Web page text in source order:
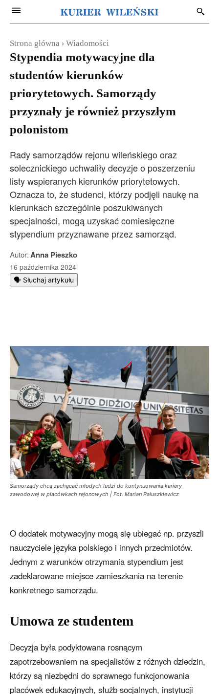
Strona główna Wiadomości
Stypendia motywacyjne dla
studentów kierunków
priorytetowych. Samorządy
przyznały je również przyszłym
polonistom
Rady samorządów rejonu wileńskiego oraz
solecznickiego uchwaliły decyzje o poszerzeniu
listy wspieranych kierunków priorytetowych.
Oznacza to, że studenci, którzy podjęli naukę na
kierunkach szczególnie poszukiwanych
specjalności, mogą uzyskać comiesięczne
stypendium przyznawane przez samorząd.
Autor:Anna Pieszko
16 października 2024
🗣️ Słuchaj artykułu
Samorządy chcą zachęcać młodych ludzi do kontynuowania kariery
zawodowej w placówkach rejonowych | Fot. Marian Paluszkiewicz
O dodatek motywacyjny mogą się ubiegać np. przyszli
nauczyciele języka polskiego i innych przedmiotów.
Jednym z warunków otrzymania stypendium jest
zadeklarowane miejsce zamieszkania na terenie
konkretnego samorządu.
Umowa ze studentem
Decyzja była podyktowana rosnącym
zapotrzebowaniem na specjalistów z różnych dziedzin,
którzy są niezbędni do sprawnego funkcjonowania
placówek edukacyjnych, służb socjalnych, instytucji